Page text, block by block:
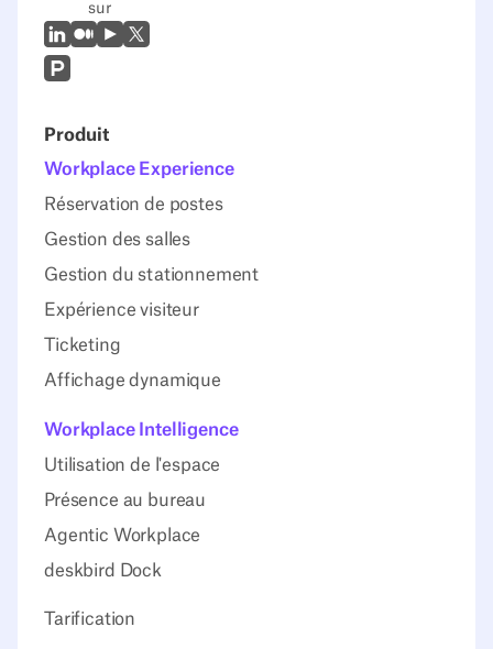
sur
LinkedIn
MoyenYoutubeX (Twitter)
Prodcut Hunt
Produit
Workplace Experience
Réservation de postes
Gestion des salles
Gestion du stationnement
Expérience visiteur
Ticketing
Affichage dynamique
Workplace Intelligence
Utilisation de l'espace
Présence au bureau
Agentic Workplace
deskbird Dock
Tarification